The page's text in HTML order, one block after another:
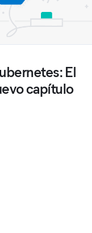
El
capítulo